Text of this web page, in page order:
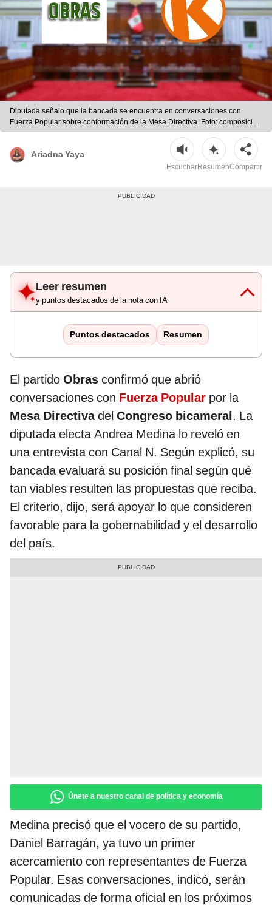
Diputada señalo que la bancada se encuentra en conversaciones con
Fuerza Popular sobre conformación de la Mesa Directiva. Foto: composición
LR
Ariadna Yaya
EscucharResumenCompartir
Leer resumen
y puntos destacados de la nota con IA
Puntos destacados Resumen
El partido Obras confirmó que abrió
conversaciones con Fuerza Popular por la
Mesa Directivadel Congreso bicameral. La
diputada electa Andrea Medina lo reveló en
una entrevista con Canal N. Según explicó, su
bancada evaluará su posición final según qué
tan viables resulten las propuestas que reciba.
El criterio, dijo, será apoyar lo que consideren
favorable para la gobernabilidad y el desarrollo
del país.
Únete a nuestro canal de política y economía
Medina precisó que el vocero de su partido,
Daniel Barragán, ya tuvo un primer
acercamiento con representantes de Fuerza
Popular. Esas conversaciones, indicó, serán
comunicadas de forma oficial en los próximos